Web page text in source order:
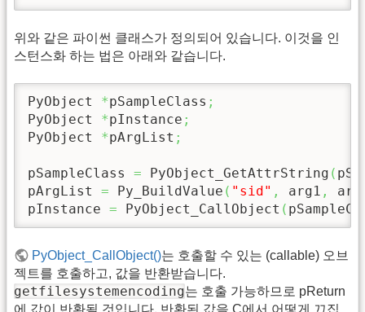
위와 같은 파이썬 클래스가 정의되어 있습니다. 이것을 인
스턴스화 하는 법은 아래와 같습니다.
PyObject *pSampleClass ;
PyObject *pInstance ;
PyObject *pArgList ;
pSampleClass = PyObject_GetAttrString (
pArgList = Py_BuildValue ( "sid" , arg1 ,
pInstance = PyObject_CallObject (
PyObject_CallObject()는 호출할 수 있는 (callable) 오브
젝트를 호출하고, 값을 반환받습니다.
getfilesystemencoding는 호출 가능하므로 pReturn
에 값이 반환될 것입니다. 반환된 값을 C에서 어떻게 끄집